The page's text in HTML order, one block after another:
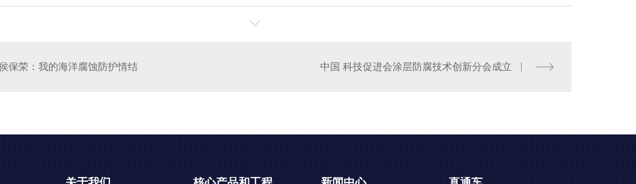
保荣：我的海洋腐蚀防护情结 中国 科技促进会涂层防腐技术创新分会成立